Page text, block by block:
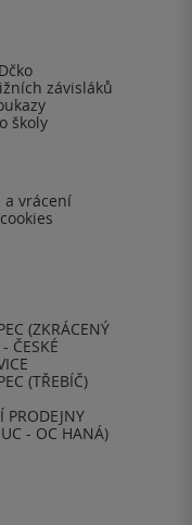
závisláků
školy
a vrácení
(ZKRÁCENÝ
ČESKÉ
(TŘEBÍČ)
PRODEJNY
- OC HANÁ)